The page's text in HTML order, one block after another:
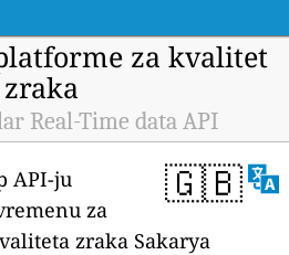
za kvalitet
zraka
Real-Time data API
🇬🇧
API-ju
za
zraka Sakarya